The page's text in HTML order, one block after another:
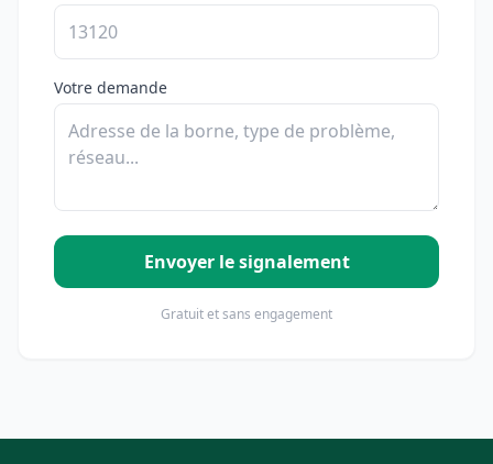
Votre demande
Envoyer le signalement
Gratuit et sans engagement